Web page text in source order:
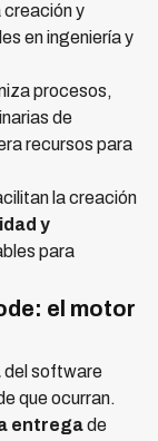
creación y
en ingeniería y
procesos,
de
recursos para
la creación
y
para
el motor
del software
que ocurran.
entregade